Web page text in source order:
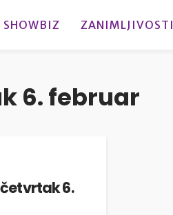
SHOWBIZ ZANIMLJIVOSTI
6. februar
6.